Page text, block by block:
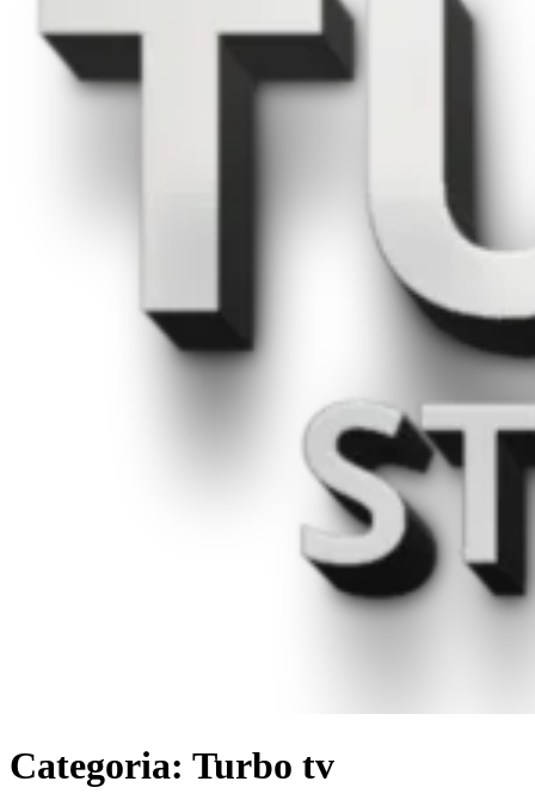
Categoria: Turbo tv